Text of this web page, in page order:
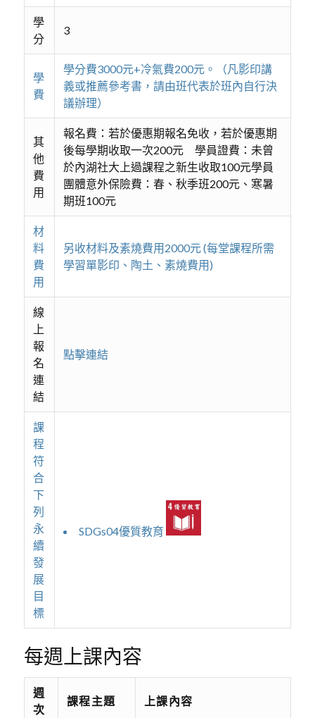
學
分
3
學
費
學分費3000元+冷氣費200元。（凡影印講
義或推薦參考書，請由班代表於班內自行決
議辦理）
其
他
費
用
報名費：若於優惠期報名免收，若於優惠期
後每學期收取一次200元 學員證費：未曾
於內湖社大上過課程之新生收取100元學員
團體意外保險費：春、秋季班200元、寒暑
期班100元
材
料
費
用
另收材料及素燒費用2000元 (每堂課程所需
學習單影印、陶土、素燒費用)
線
上
報
名
連
結
點擊連結
課
程
符
合
下
列
永
續
發
展
目
標
SDGs04優質教育
每週上課內容
週
次
課程主題 上課內容